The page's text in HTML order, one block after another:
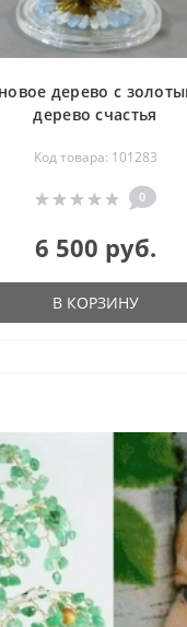
дерево с
дерево счастья
Код товара: 101283
0
6 500 руб.
В КОРЗИНУ